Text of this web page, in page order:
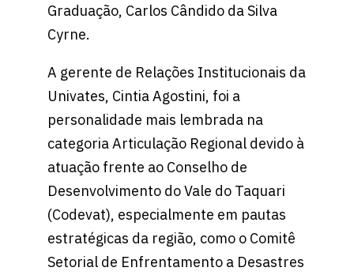
Graduação, Carlos Cândido da Silva
Cyrne.
A gerente de Relações Institucionais da
Univates, Cintia Agostini, foi a
personalidade mais lembrada na
categoria Articulação Regional devido à
atuação frente ao Conselho de
Desenvolvimento do Vale do Taquari
(Codevat), especialmente em pautas
estratégicas da região, como o Comitê
Setorial de Enfrentamento a Desastres